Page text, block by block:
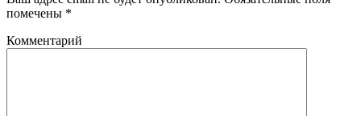
помечены *
Комментарий